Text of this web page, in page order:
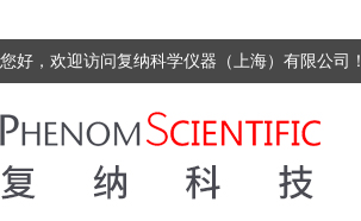
您好，欢迎访问复纳科学仪器（上海）有限公司！